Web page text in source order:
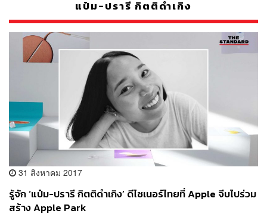
แป๋ม-ปรารี กิตติดำเกิง
31 สิงหาคม 2017
รู้จัก ‘แป๋ม-ปรารี กิตติดำเกิง’ ดีไซเนอร์ไทยที่ Apple จีบไปร่วม
สร้าง Apple Park